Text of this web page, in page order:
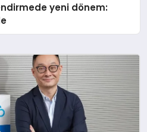
yeni dönem: